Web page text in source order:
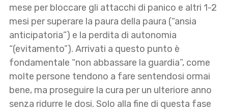
mese per bloccare gli attacchi di panico e altri 1-2
mesi per superare la paura della paura (“ansia
anticipatoria”) e la perdita di autonomia
“(evitamento”). Arrivati a questo punto è
fondamentale “non abbassare la guardia”, come
molte persone tendono a fare sentendosi ormai
bene, ma proseguire la cura per un ulteriore anno
senza ridurre le dosi. Solo alla fine di questa fase